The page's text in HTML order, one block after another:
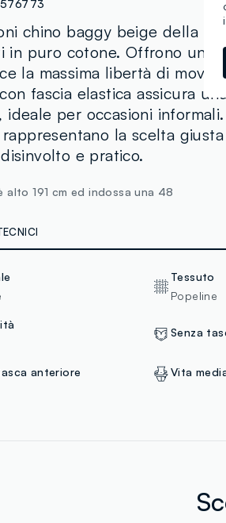
chino baggy beige della
in puro cotone. Offrono un
la massima libertà di
fascia elastica assicura
ideale per occasioni
la scelta
e pratico.
alto 191 cm ed indossa una 48
Tessuto
Popeline
Senza
anteriore Vita